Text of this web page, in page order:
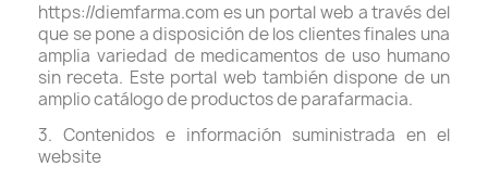
https://diemfarma.com es un portal web a través del
que se pone a disposición de los clientes finales una
amplia variedad de medicamentos de uso humano
sin receta. Este portal web también dispone de un
amplio catálogo de productos de parafarmacia.
3. Contenidos e información suministrada en el
website